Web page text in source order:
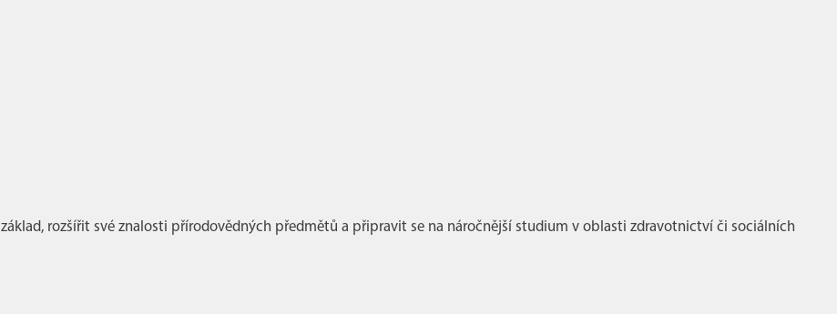
rozšířit své znalosti přírodovědných předmětů a připravit se na náročnější studium v oblasti zdravotnictví či sociálních